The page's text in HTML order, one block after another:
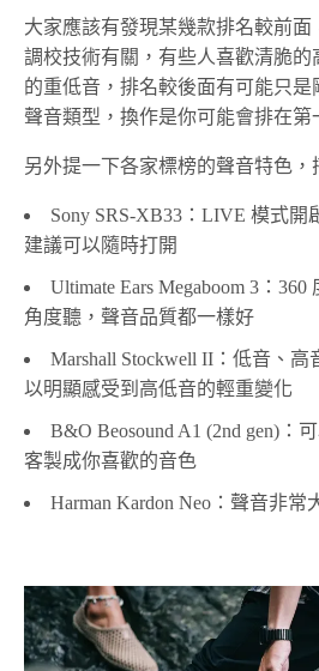
大家應該有發現某幾款排名較前
調校技術有關，有些人喜歡清脆的
的重低音，排名較後面有可能只
聲音類型，換作是你可能會排在第
另外提一下各家標榜的聲音特色，
Sony SRS-XB33：LIVE 模式開
建議可以隨時打開
Ultimate Ears Megaboom 3：
角度聽，聲音品質都一樣好
Marshall Stockwell II：低音、
以明顯感受到高低音的輕重變化
B&O Beosound A1 (2nd gen)：
客製成你喜歡的音色
Harman Kardon Neo：聲音非常